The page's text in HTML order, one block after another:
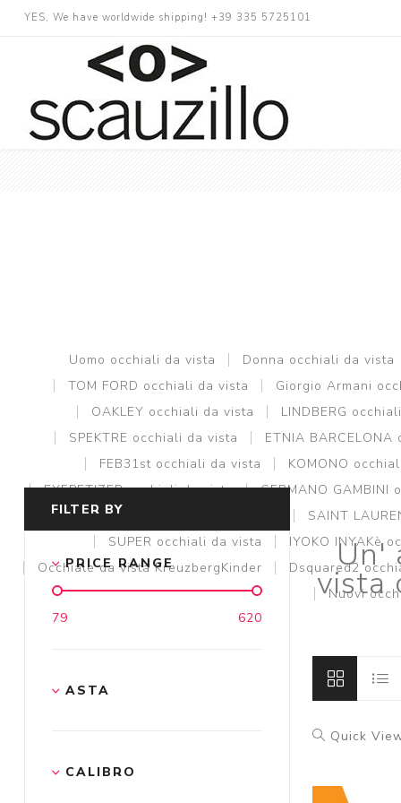
YES, We have worldwide shipping! +39 335 5725101
Uomo occhiali da vista Donna occhiali da vista
TOM FORD occhiali da vista
Giorgio Armani
OAKLEY occhiali da vista
LINDBERG
SPEKTRE occhiali da vista
ETNIA
FEB31st occhiali da vista
KOMONO
EYEPETIZER occhiali da vista
GERMANO GAMBINI
GIGI STUDIOS occhiali da vista
SAINT
SUPER occhiali da vista
IYOKO INYAKè
Occhiale da vista KreuzbergKinder
Dsquared2
Nuovi
Un'
vista
Quick
FILTER BY
PRICE RANGE
79 620
ASTA
CALIBRO